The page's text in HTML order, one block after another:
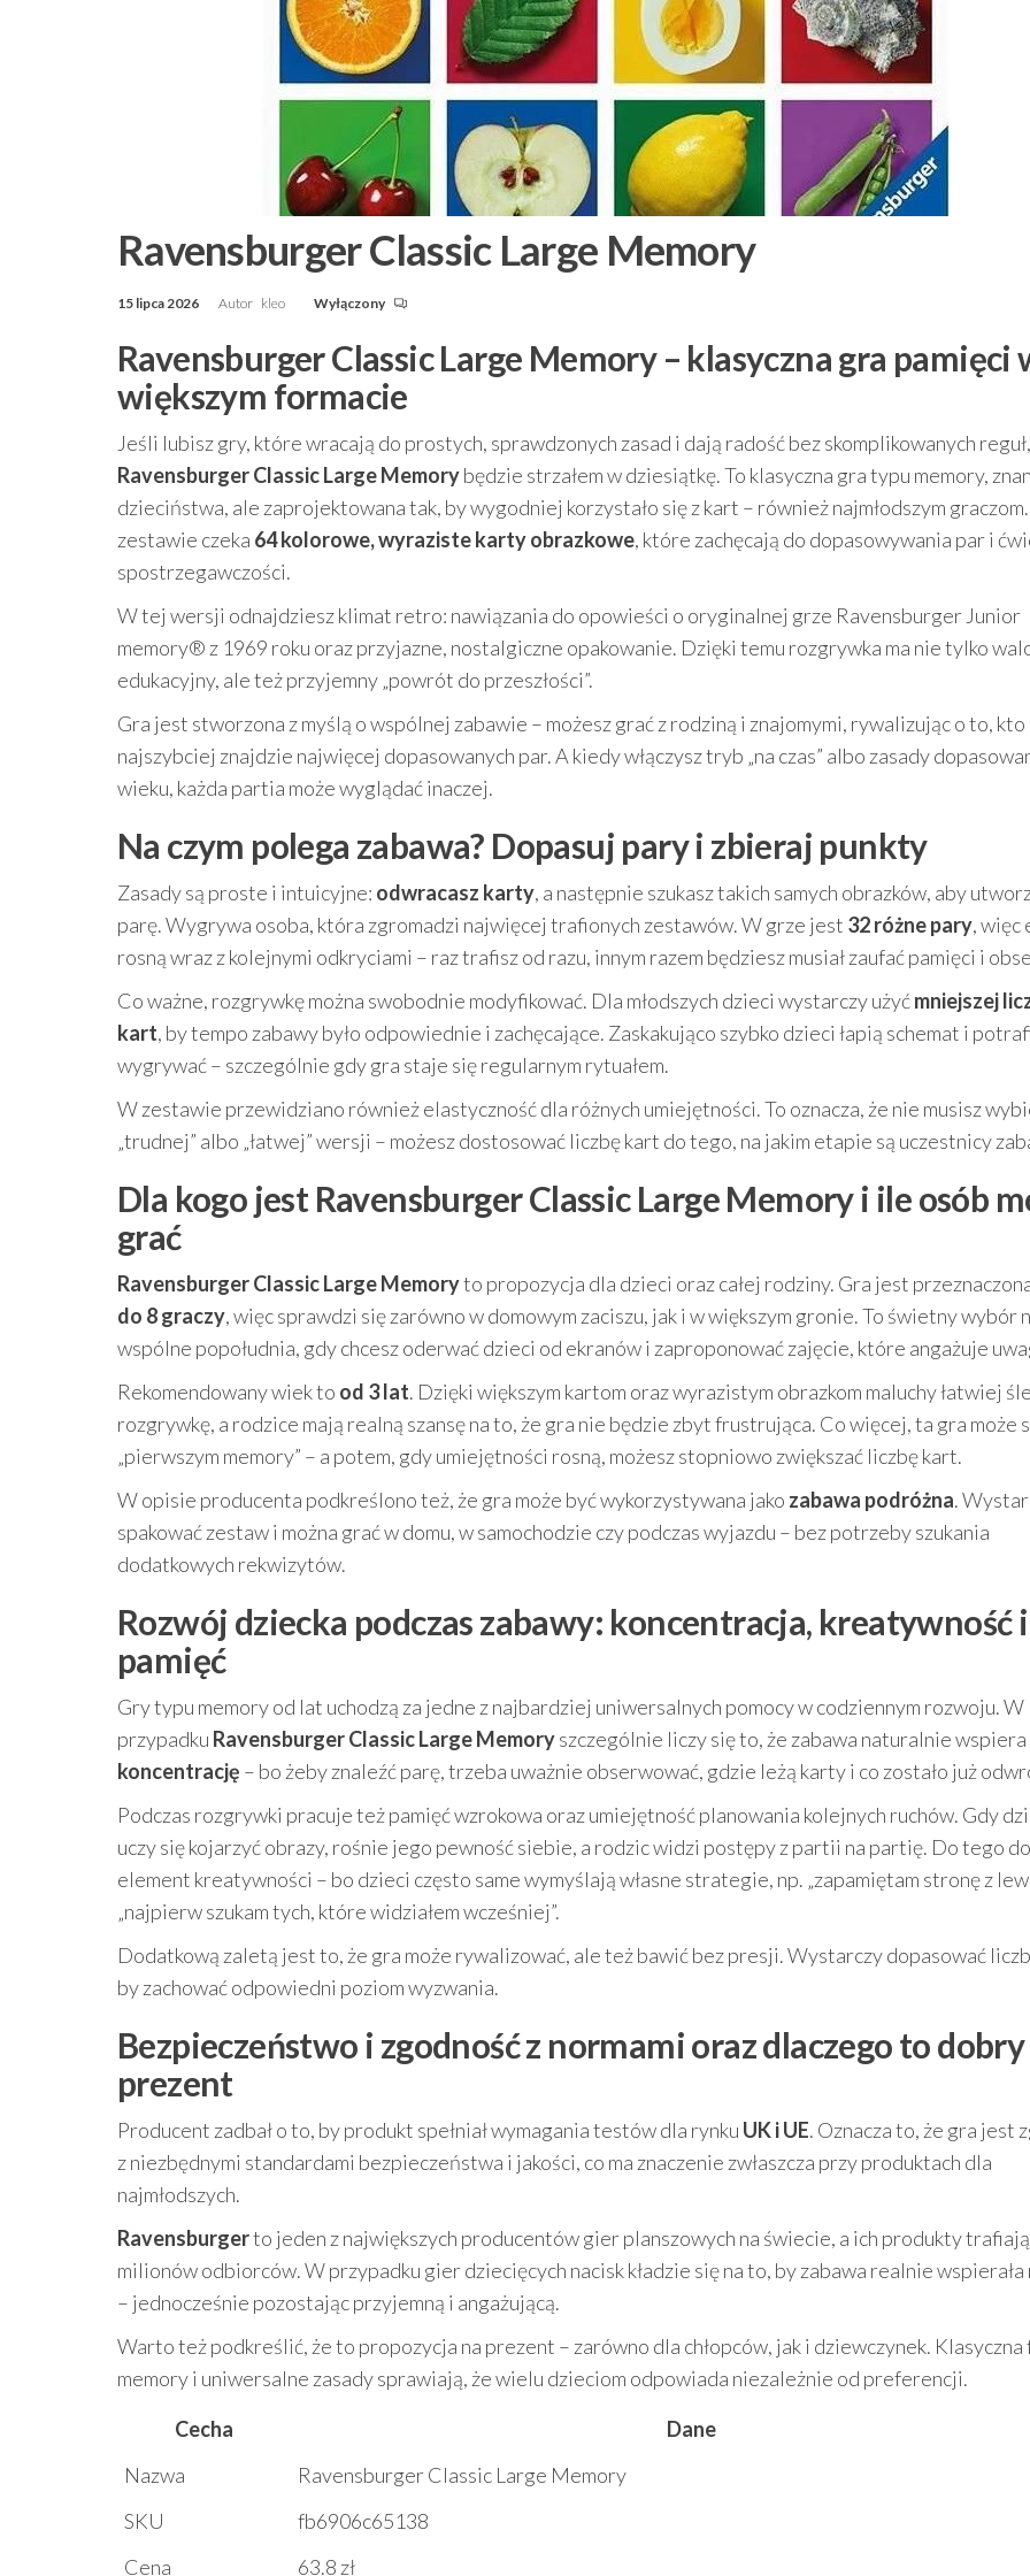
Ravensburger Classic Large Memory
15 lipca 2026 Autor kleo Wyłączony
Ravensburger Classic Large Memory – klasyczna gra pamięci
większym formacie
Jeśli lubisz gry, które wracają do prostych, sprawdzonych zasad i dają radość bez skomplikowanych reguł,
Ravensburger Classic Large Memorybędzie strzałem w dziesiątkę. To klasyczna gra typu memory,
dzieciństwa, ale zaprojektowana tak, by wygodniej korzystało się z kart – również najmłodszym
zestawie czeka 64 kolorowe, wyraziste karty obrazkowe, które zachęcają do dopasowywania par i
spostrzegawczości.
W tej wersji odnajdziesz klimat retro: nawiązania do opowieści o oryginalnej grze Ravensburger Junior
memory® z 1969 roku oraz przyjazne, nostalgiczne opakowanie. Dzięki temu rozgrywka ma nie tylko
edukacyjny, ale też przyjemny „powrót do przeszłości”.
Gra jest stworzona z myślą o wspólnej zabawie – możesz grać z rodziną i znajomymi, rywalizując o to, kto
najszybciej znajdzie najwięcej dopasowanych par. A kiedy włączysz tryb „na czas” albo zasady
wieku, każda partia może wyglądać inaczej.
Na czym polega zabawa? Dopasuj pary i zbieraj punkty
Zasady są proste i intuicyjne: odwracasz karty, a następnie szukasz takich samych obrazków, aby
parę. Wygrywa osoba, która zgromadzi najwięcej trafionych zestawów. W grze jest 32 różne pary, więc
rosną wraz z kolejnymi odkryciami – raz trafisz od razu, innym razem będziesz musiał zaufać pamięci i
Co ważne, rozgrywkę można swobodnie modyfikować. Dla młodszych dzieci wystarczy użyćmniejszej
kart, by tempo zabawy było odpowiednie i zachęcające. Zaskakująco szybko dzieci łapią schemat i
wygrywać – szczególnie gdy gra staje się regularnym rytuałem.
W zestawie przewidziano również elastyczność dla różnych umiejętności. To oznacza, że nie musisz
„trudnej” albo „łatwej” wersji – możesz dostosować liczbę kart do tego, na jakim etapie są uczestnicy
Dla kogo jest Ravensburger Classic Large Memory i ile osób
grać
Ravensburger Classic Large Memoryto propozycja dla dzieci oraz całej rodziny. Gra jest
do 8 graczy, więc sprawdzi się zarówno w domowym zaciszu, jak i w większym gronie. To świetny wybór
wspólne popołudnia, gdy chcesz oderwać dzieci od ekranów i zaproponować zajęcie, które angażuje
Rekomendowany wiek to od 3 lat. Dzięki większym kartom oraz wyrazistym obrazkom maluchy łatwiej
rozgrywkę, a rodzice mają realną szansę na to, że gra nie będzie zbyt frustrująca. Co więcej, ta gra może
„pierwszym memory” – a potem, gdy umiejętności rosną, możesz stopniowo zwiększać liczbę kart.
W opisie producenta podkreślono też, że gra może być wykorzystywana jako zabawa podróżna.
spakować zestaw i można grać w domu, w samochodzie czy podczas wyjazdu – bez potrzeby szukania
dodatkowych rekwizytów.
Rozwój dziecka podczas zabawy: koncentracja, kreatywność i
pamięć
Gry typu memory od lat uchodzą za jedne z najbardziej uniwersalnych pomocy w codziennym rozwoju. W
przypadku Ravensburger Classic Large Memoryszczególnie liczy się to, że zabawa naturalnie wspiera
koncentrację – bo żeby znaleźć parę, trzeba uważnie obserwować, gdzie leżą karty i co zostało już
Podczas rozgrywki pracuje też pamięć wzrokowa oraz umiejętność planowania kolejnych ruchów. Gdy
uczy się kojarzyć obrazy, rośnie jego pewność siebie, a rodzic widzi postępy z partii na partię. Do tego
element kreatywności – bo dzieci często same wymyślają własne strategie, np. „zapamiętam stronę z
„najpierw szukam tych, które widziałem wcześniej”.
Dodatkową zaletą jest to, że gra może rywalizować, ale też bawić bez presji. Wystarczy dopasować
by zachować odpowiedni poziom wyzwania.
Bezpieczeństwo i zgodność z normami oraz dlaczego to dobry
prezent
Producent zadbał o to, by produkt spełniał wymagania testów dla rynku UK i UE. Oznacza to, że gra jest
z niezbędnymi standardami bezpieczeństwa i jakości, co ma znaczenie zwłaszcza przy produktach dla
najmłodszych.
Ravensburgerto jeden z największych producentów gier planszowych na świecie, a ich produkty
milionów odbiorców. W przypadku gier dziecięcych nacisk kładzie się na to, by zabawa realnie
– jednocześnie pozostając przyjemną i angażującą.
Warto też podkreślić, że to propozycja na prezent – zarówno dla chłopców, jak i dziewczynek. Klasyczna
memory i uniwersalne zasady sprawiają, że wielu dzieciom odpowiada niezależnie od preferencji.
Cecha
Dane
Nazwa
Ravensburger Classic Large Memory
SKU
fb6906c65138
Cena
63.8 zł